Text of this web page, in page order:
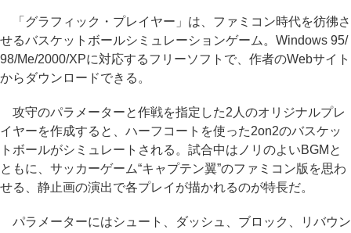
「グラフィック・プレイヤー」は、ファミコン時代を彷彿さ
せるバスケットボールシミュレーションゲーム。Windows 95/
98/Me/2000/XPに対応するフリーソフトで、作者のWebサイト
からダウンロードできる。
攻守のパラメーターと作戦を指定した2人のオリジナルプレ
イヤーを作成すると、ハーフコートを使った2on2のバスケッ
トボールがシミュレートされる。試合中はノリのよいBGMと
ともに、サッカーゲーム“キャプテン翼”のファミコン版を思わ
せる、静止画の演出で各プレイが描かれるのが特長だ。
パラメーターにはシュート、ダッシュ、ブロック、リバウン